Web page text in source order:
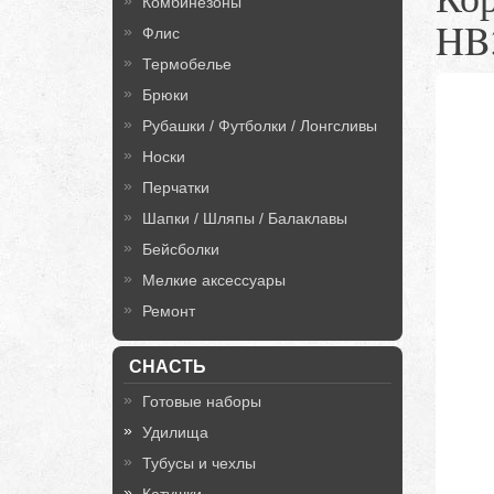
Флис
Термобелье
Брюки
Рубашки / Футболки / Лонгсливы
Носки
Перчатки
Шапки / Шляпы / Балаклавы
Бейсболки
Мелкие аксессуары
Ремонт
СНАСТЬ
Готовые наборы
Удилища
Тубусы и чехлы